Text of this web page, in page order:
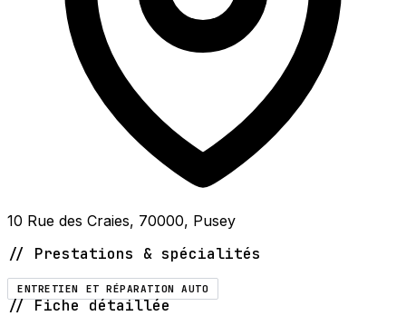
10 Rue des Craies, 70000, Pusey
// Prestations & spécialités
ENTRETIEN ET RÉPARATION AUTO
// Fiche détaillée